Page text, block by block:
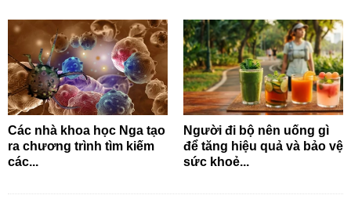
Các nhà khoa học Nga tạo
ra chương trình tìm kiếm
các...
Người đi bộ nên uống gì
để tăng hiệu quả và bảo vệ
sức khoẻ...